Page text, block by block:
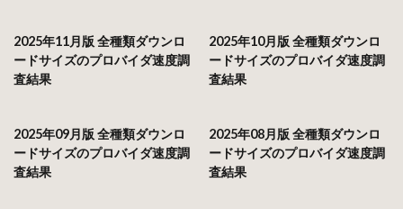
2025年11月版 全種類ダウンロ
ードサイズのプロバイダ速度調
査結果
2025年10月版 全種類ダウンロ
ードサイズのプロバイダ速度調
査結果
2025年09月版 全種類ダウンロ
ードサイズのプロバイダ速度調
査結果
2025年08月版 全種類ダウンロ
ードサイズのプロバイダ速度調
査結果